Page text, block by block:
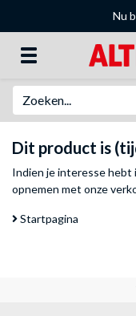
Nu
Dit product is
Indien je interesse hebt
opnemen met onze
Startpagina